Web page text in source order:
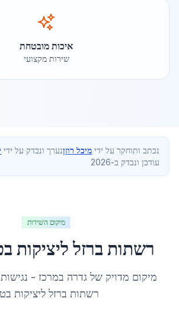
איכות מובטחת
שירות מקצועי
נכתב ותוחקר על ידי מיכל רוזןנערך ונבדק על ידי
עודכן ונבדק ב-2026
מיקום השירות
רשתות ברזל ליציקות
מיקום מדויק של גדרה במרכז -
רשתות ברזל ליציקות